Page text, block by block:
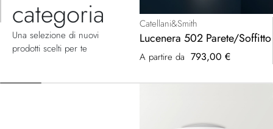
categoria
Una selezione di nuovi
prodotti scelti per te
Catellani&Smith
Lucenera 502 Parete/Soffitto
A partire da 793,00 €